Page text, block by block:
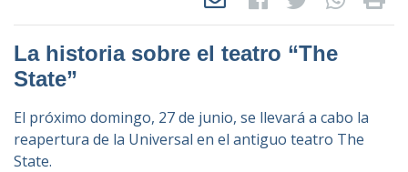
La historia sobre el teatro “The
State”
El próximo domingo, 27 de junio, se llevará a cabo la
reapertura de la Universal en el antiguo teatro The
State.